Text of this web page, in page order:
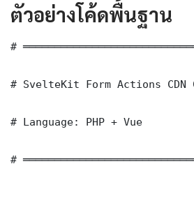
ตัวอย่างโค้ดพื้นฐาน
#
# SvelteKit Form Actions
# Language: PHP + Vue
#